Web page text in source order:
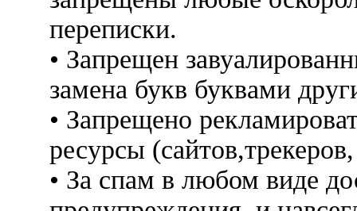
переписки.
• Запрещен
замена букв буквами
• Запрещено
ресурсы
• За спам в любом виде